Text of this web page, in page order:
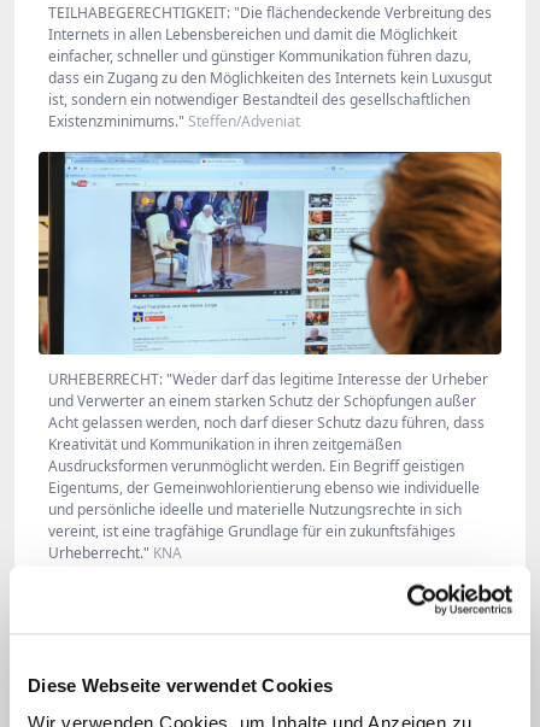
Diese Webseite verwendet Cookies
Wir verwenden Cookies, um Inhalte und Anzeigen zu
TEILHABEGERECHTIGKEIT: "Die flächendeckende Verbreitung des
Internets in allen Lebensbereichen und damit die Möglichkeit
einfacher, schneller und günstiger Kommunikation führen dazu,
dass ein Zugang zu den Möglichkeiten des Internets kein Luxusgut
ist, sondern ein notwendiger Bestandteil des gesellschaftlichen
Existenzminimums." Steffen/Adveniat
URHEBERRECHT: "Weder darf das legitime Interesse der Urheber
und Verwerter an einem starken Schutz der Schöpfungen außer
Acht gelassen werden, noch darf dieser Schutz dazu führen, dass
Kreativität und Kommunikation in ihren zeitgemäßen
Ausdrucksformen verunmöglicht werden. Ein Begriff geistigen
Eigentums, der Gemeinwohlorientierung ebenso wie individuelle
und persönliche ideelle und materielle Nutzungsrechte in sich
vereint, ist eine tragfähige Grundlage für ein zukunftsfähiges
Urheberrecht." KNA